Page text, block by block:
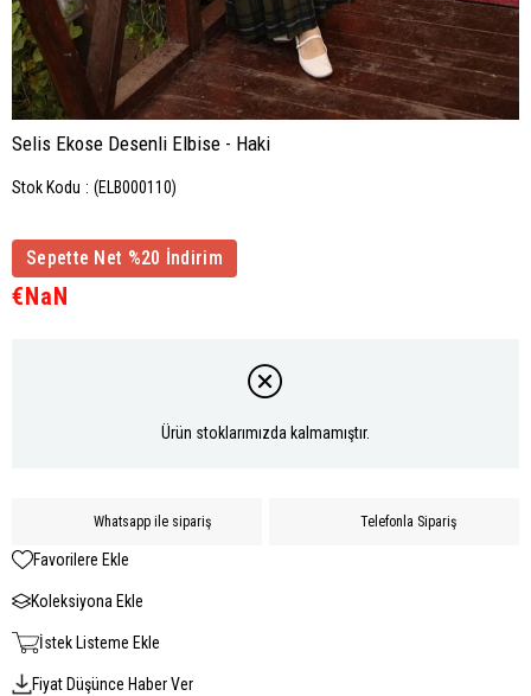
Selis Ekose Desenli Elbise - Haki
Stok Kodu (ELB000110)
Sepette Net %20 İndirim
€NaN
Ürün stoklarımızda kalmamıştır.
Whatsapp ile sipariş Telefonla Sipariş
Favorilere Ekle
Koleksiyona Ekle
İstek Listeme Ekle
Fiyat Düşünce Haber Ver